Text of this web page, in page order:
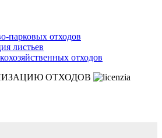
парковых отходов
листьев
отходов
ОТХОДОВ